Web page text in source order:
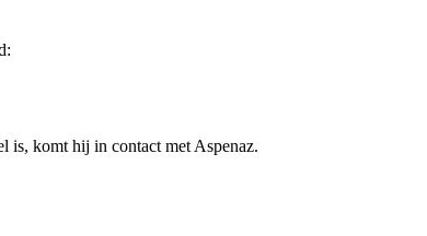
is, komt hij in contact met Aspenaz.